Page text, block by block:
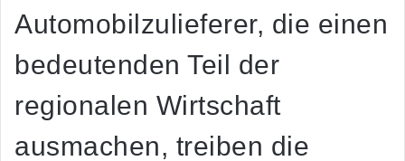
Automobilzulieferer, die einen
bedeutenden Teil der
regionalen Wirtschaft
ausmachen, treiben die